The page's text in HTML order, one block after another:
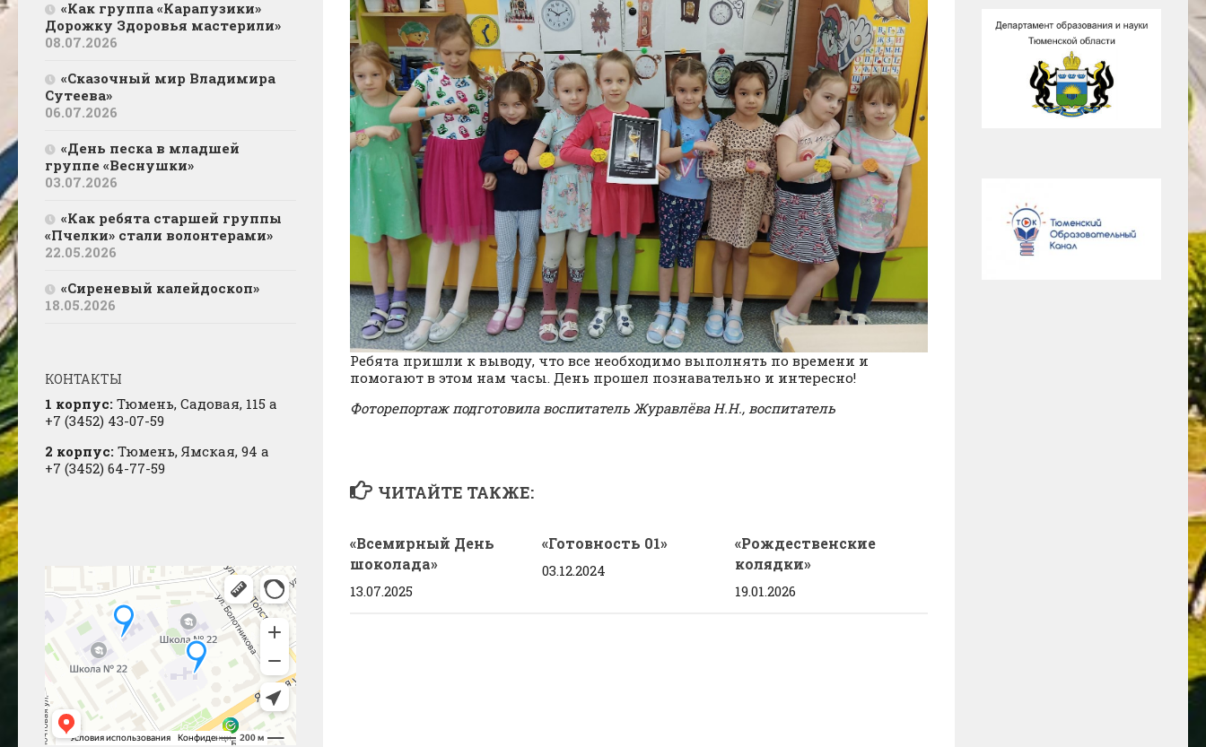
Ребята пришли к выводу, что все необходимо выполнять по времени и
помогают в этом нам часы. День прошел познавательно и интересно!
Фоторепортаж подготовила воспитатель Журавлёва Н.Н., воспитатель
ЧИТАЙТЕ ТАКЖЕ:
«Всемирный День
шоколада»
13.07.2025
«Готовность 01»
03.12.2024
«Рождественские
колядки»
19.01.2026
«Как группа «Карапузики»
Дорожку Здоровья мастерили»
08.07.2026
«Сказочный мир Владимира
Сутеева»
06.07.2026
«День песка в младшей
группе «Веснушки»
03.07.2026
«Как ребята старшей группы
«Пчелки» стали волонтерами»
22.05.2026
«Сиреневый калейдоскоп»
18.05.2026
КОНТАКТЫ
1 корпус: Тюмень, Садовая, 115 а
+7 (3452) 43-07-59
2 корпус: Тюмень, Ямская, 94 а
+7 (3452) 64-77-59